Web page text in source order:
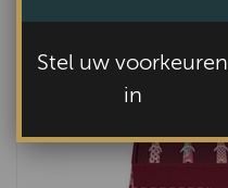
Stel uw voorkeuren
in